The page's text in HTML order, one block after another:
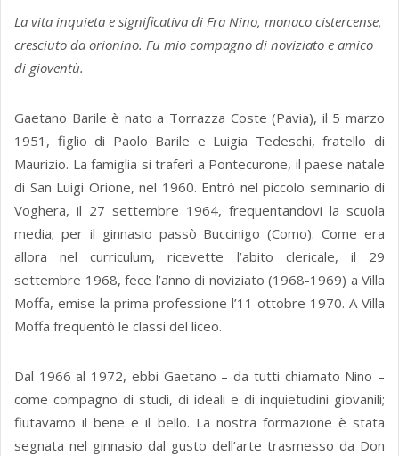
La vita inquieta e significativa di Fra Nino, monaco cistercense,
cresciuto da orionino. Fu mio compagno di noviziato e amico
di gioventù.
Gaetano Barile è nato a Torrazza Coste (Pavia), il 5 marzo
1951, figlio di Paolo Barile e Luigia Tedeschi, fratello di
Maurizio. La famiglia si traferì a Pontecurone, il paese natale
di San Luigi Orione, nel 1960. Entrò nel piccolo seminario di
Voghera, il 27 settembre 1964, frequentandovi la scuola
media; per il ginnasio passò Buccinigo (Como). Come era
allora nel curriculum, ricevette l’abito clericale, il 29
settembre 1968, fece l’anno di noviziato (1968-1969) a Villa
Moffa, emise la prima professione l’11 ottobre 1970. A Villa
Moffa frequentò le classi del liceo.
Dal 1966 al 1972, ebbi Gaetano – da tutti chiamato Nino –
come compagno di studi, di ideali e di inquietudini giovanili;
fiutavamo il bene e il bello. La nostra formazione è stata
segnata nel ginnasio dal gusto dell’arte trasmesso da Don